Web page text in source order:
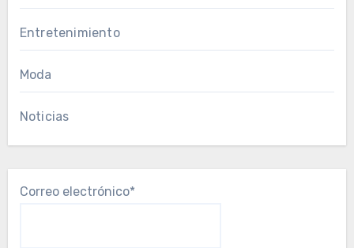
Entretenimiento
Moda
Noticias
Correo electrónico*